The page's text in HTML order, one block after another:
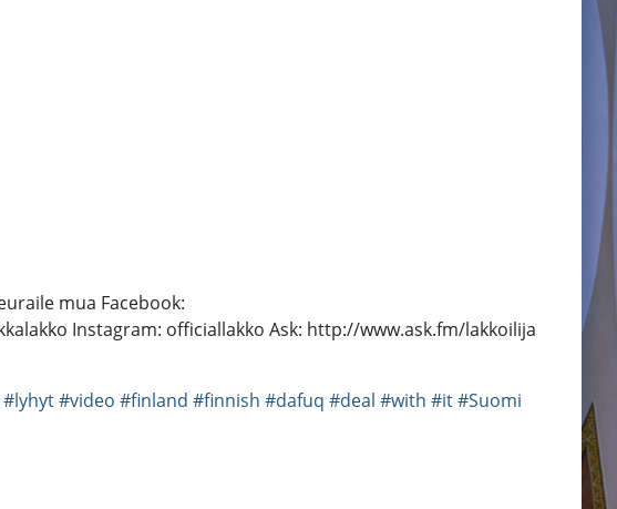
mua Facebook:
Instagram: officiallakko Ask: http://www.ask.fm/lakkoilija
#lyhyt#video #finland #finnish #dafuq #deal #with #it#Suomi